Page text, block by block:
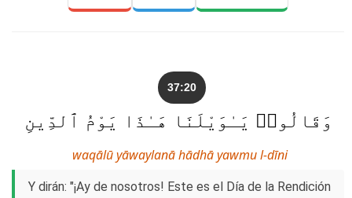
37:20
وَقَالُوا۟ يَـٰوَيْلَنَا هَـٰذَا يَوْمُ ٱلدِّينِ
waqālū yāwaylanā hādhā yawmu l-dīni
Y dirán: "¡Ay de nosotros! Este es el Día de la Rendición